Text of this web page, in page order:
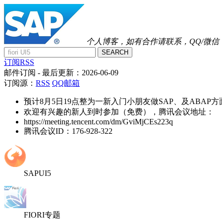
个人博客，如有合作请联系，QQ/微信
SEARCH
订阅RSS
邮件订阅 - 最后更新： 2026-06-09
订阅源： RSS QQ邮箱
预计8月5日19点整为一新入门小朋友做SAP、及ABAP方
欢迎有兴趣的新人到时参加（免费），腾讯会议地址：
https://meeting.tencent.com/dm/GviMjCEs223q
腾讯会议ID：176-928-322
SAPUI5
FIORI专题